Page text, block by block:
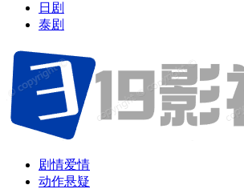
日剧
泰剧
剧情爱情
动作悬疑